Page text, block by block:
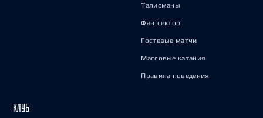
Талисманы
Фан-сектор
Гостевые матчи
Массовые катания
Правила поведения
КЛУБ